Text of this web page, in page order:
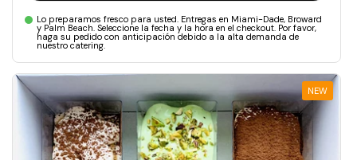
Lo preparamos fresco para usted. Entregas en Miami-Dade, Broward
y Palm Beach. Seleccione la fecha y la hora en el checkout. Por favor,
haga su pedido con anticipación debido a la alta demanda de
nuestro catering.
NEW